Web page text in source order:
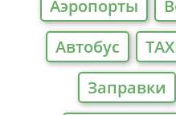
Аэропорты
Автобус
Заправки